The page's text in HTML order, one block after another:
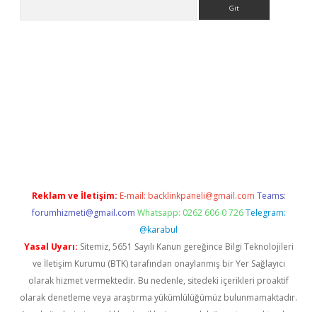
Reklam ve İletişim: E-mail: backlinkpaneli@gmail.com Teams:
forumhizmeti@gmail.com Whatsapp: 0262 606 0 726 Telegram:
@karabul
Yasal Uyarı: Sitemiz, 5651 Sayılı Kanun gereğince Bilgi Teknolojileri
ve İletişim Kurumu (BTK) tarafından onaylanmış bir Yer Sağlayıcı
olarak hizmet vermektedir. Bu nedenle, sitedeki içerikleri proaktif
olarak denetleme veya araştırma yükümlülüğümüz bulunmamaktadır.